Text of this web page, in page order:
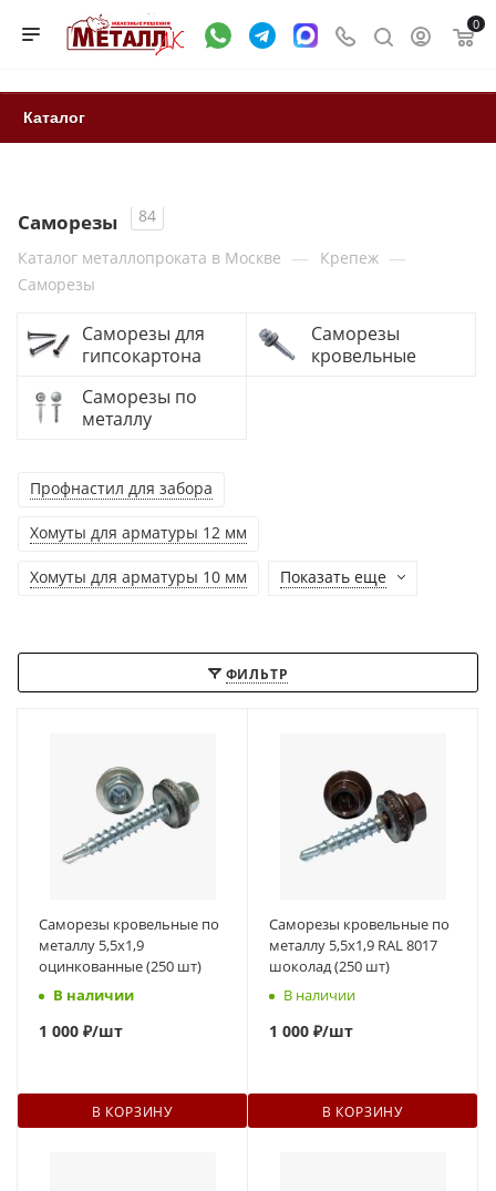
0
Каталог
Саморезы
84
Каталог металлопроката в Москве — Крепеж —
Саморезы
Саморезы для
гипсокартона
Саморезы
кровельные
Саморезы по
металлу
Профнастил для забора
Хомуты для арматуры 12 мм
Хомуты для арматуры 10 мм Показать еще
ФИЛЬТР
Саморезы кровельные по
металлу 5,5х1,9
оцинкованные (250 шт)
В наличии
1 000 ₽/шт
В КОРЗИНУ
Саморезы кровельные по
металлу 5,5х1,9 RAL 8017
шоколад (250 шт)
В наличии
1 000 ₽/шт
В КОРЗИНУ